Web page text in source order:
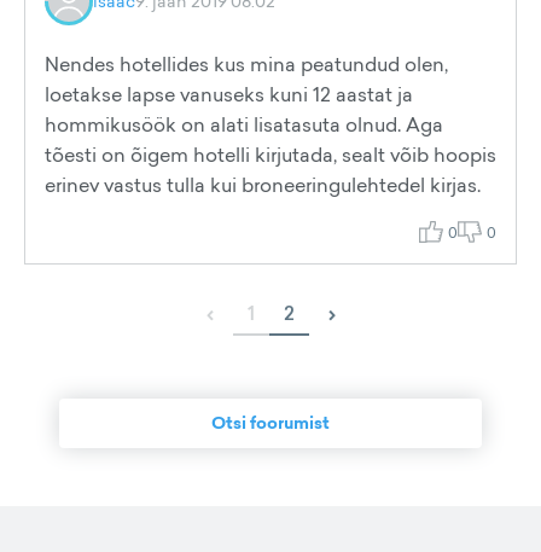
Nendes hotellides kus mina peatundud olen,
loetakse lapse vanuseks kuni 12 aastat ja
hommikusöök on alati lisatasuta olnud. Aga
tõesti on õigem hotelli kirjutada, sealt võib hoopis
erinev vastus tulla kui broneeringulehtedel kirjas.
0 0
‹ 1 2 ›
Otsi foorumist